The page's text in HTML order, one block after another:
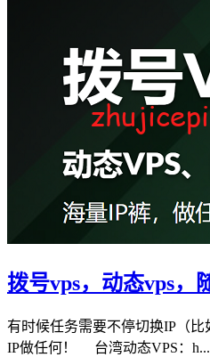
拨号vps，动态vps，
有时候任务需要不停切换IP（
IP做任何！ 台湾动态VPS：h...